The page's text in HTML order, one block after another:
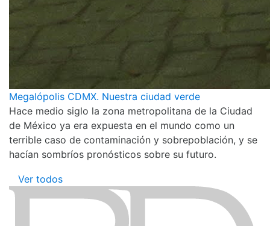
Megalópolis CDMX. Nuestra ciudad verde
Hace medio siglo la zona metropolitana de la Ciudad
de México ya era expuesta en el mundo como un
terrible caso de contaminación y sobrepoblación, y se
hacían sombríos pronósticos sobre su futuro.
Ver todos